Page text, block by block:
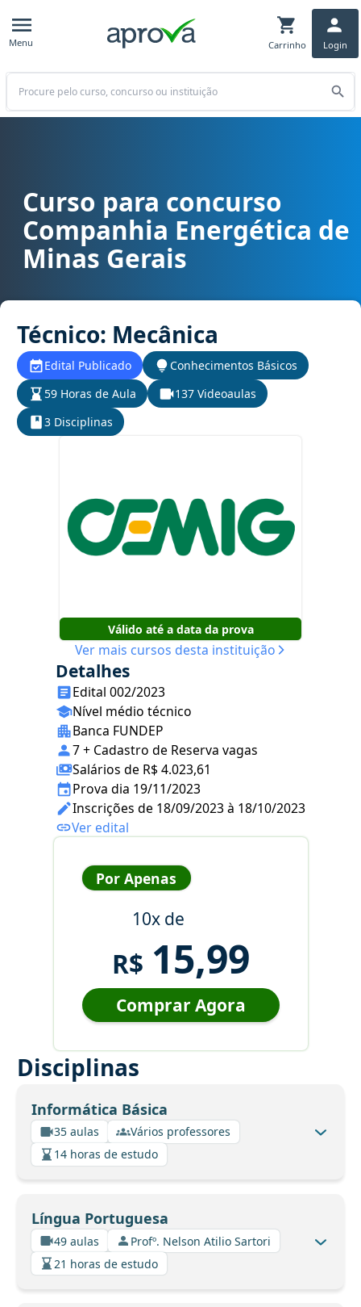
Menu Carrinho Login
Buscar
Curso para concurso Cemig (MG) - Companhia Energética de
Curso para concurso
Companhia Energética de
Minas Gerais
Técnico: Mecânica
Edital Publicado
Conhecimentos Básicos
59 Horas de Aula
137 Videoaulas
3 Disciplinas
Válido até a data da prova
Ver mais cursos desta instituição
Detalhes
Edital 002/2023
Nível médio técnico
Banca FUNDEP
7 + Cadastro de Reserva vagas
Salários de R$ 4.023,61
Prova dia 19/11/2023
Inscrições de 18/09/2023 à 18/10/2023
Ver edital
Por Apenas
10x de
R$ 15,99
Comprar Agora
Disciplinas
Informática Básica
35 aulas
Vários professores
14 horas de estudo
Língua Portuguesa
49 aulas
Profº. Nelson Atilio Sartori
21 horas de estudo